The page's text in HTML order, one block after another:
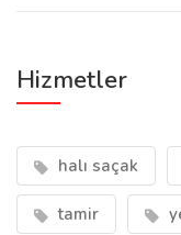
Hizmetler
halı saçak
tamir